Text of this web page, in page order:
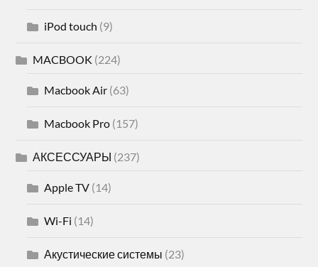
iPod touch (9)
MACBOOK (224)
Macbook Air (63)
Macbook Pro (157)
АКСЕССУАРЫ (237)
Apple TV (14)
Wi-Fi (14)
Акустические системы (23)